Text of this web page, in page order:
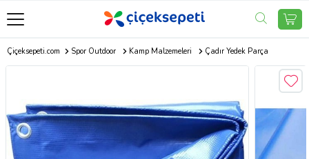
Çiçeksepeti.com Spor Outdoor Kamp Malzemeleri Çadır Yedek Parça